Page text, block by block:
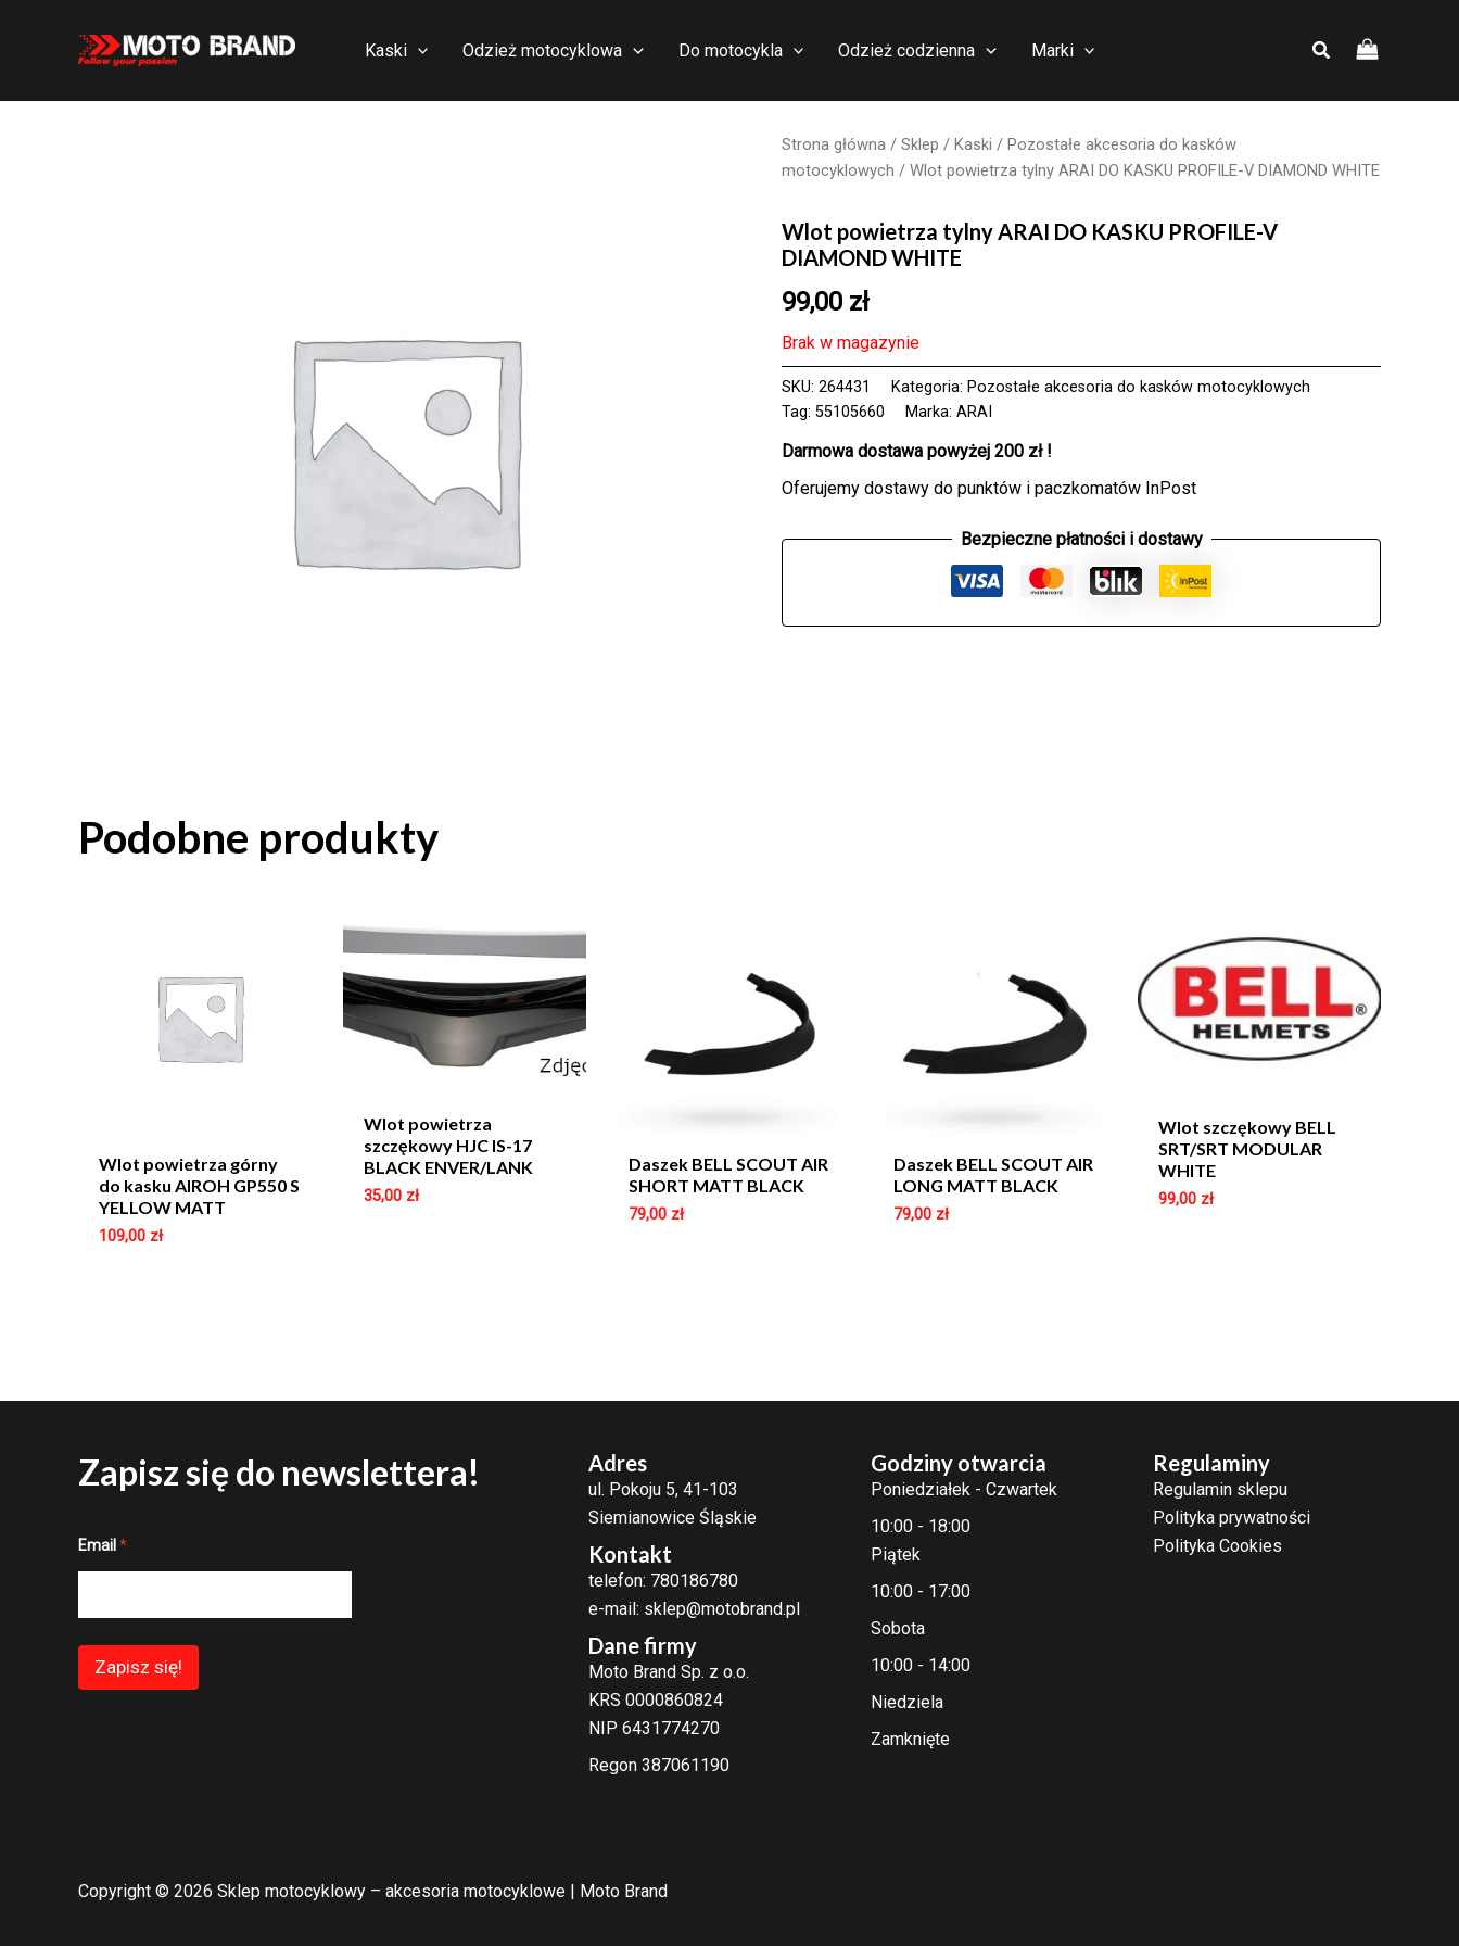
Kaski Odzież motocyklowa Do motocykla Odzież codzienna Marki
Strona główna / Sklep / Kaski / Pozostałe akcesoria do kasków
motocyklowych / Wlot powietrza tylny ARAI DO KASKU PROFILE-V DIAMOND WHITE
Wlot powietrza tylny ARAI DO KASKU PROFILE-V
DIAMOND WHITE
99,00 zł
Brak w magazynie
SKU: 264431 Kategoria: Pozostałe akcesoria do kasków motocyklowych
Tag: 55105660 Marka: ARAI
Darmowa dostawa powyżej 200 zł !
Oferujemy dostawy do punktów i paczkomatów InPost
Bezpieczne płatności i dostawy
Podobne produkty
Wlot powietrza górny
do kasku AIROH GP550 S
YELLOW MATT
109,00 zł
Wlot powietrza
szczękowy HJC IS-17
BLACK ENVER/LANK
35,00 zł
Daszek BELL SCOUT AIR
SHORT MATT BLACK
79,00 zł
Daszek BELL SCOUT AIR
LONG MATT BLACK
79,00 zł
Wlot szczękowy BELL
SRT/SRT MODULAR
WHITE
99,00 zł
Zapisz się do newslettera!
m
E
l
Email *
Zapisz się!
Adres
ul. Pokoju 5, 41-103
Siemianowice Śląskie
Kontakt
telefon: 780186780
e-mail: sklep@motobrand.pl
Dane firmy
Moto Brand Sp. z o.o.
KRS 0000860824
NIP 6431774270
Regon 387061190
Godziny otwarcia
Poniedziałek - Czwartek
10:00 - 18:00
Piątek
10:00 - 17:00
Sobota
10:00 - 14:00
Niedziela
Zamknięte
Regulaminy
Regulamin sklepu
Polityka prywatności
Polityka Cookies
Copyright © 2026 Sklep motocyklowy – akcesoria motocyklowe | Moto Brand